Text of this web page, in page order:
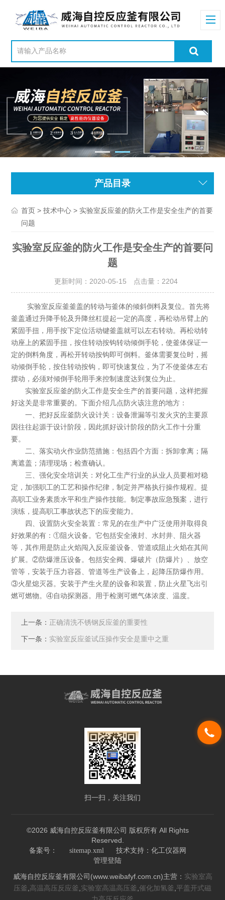
产品目录
首页 >技术中心 > 实验室反应釜的防火工作是安全生产的首要
问题
实验室反应釜的防火工作是安全生产的首要问
题
更新时间：2020-05-15 点击量： 2204
实验室反应釜釜盖的转动与釜体的倾斜倒料及复位。首先将
釜盖通过升降手轮及升降丝杠提起一定的高度，再松动吊臂上的
紧固手扭，用手按下定位活动键釜盖就可以左右转动。再松动转
动座上的紧固手扭，按住转动按钩转动倾倒手轮，使釜体保证一
定的倒料角度，再松开转动按钩即可倒料。釜体需要复位时，摇
动倾倒手轮，按住转动按钩，即可快速复位，为了不使釜体左右
摆动，必须对倾倒手轮用手来控制速度达到复位为止。
实验室反应釜的防火工作是安全生产的首要问题，这样把握
好这关是非常重要的。下面介绍几点防火该注意的地方：
一、把好反应釜防火设计关：设备泄漏等引发火灾的主要原
因往往起源于设计阶段，因此抓好设计阶段的防火工作十分重
要。
二、落实动火作业防范措施：包括四个方面：拆卸拿离；隔
离遮盖；清理现场；检查确认。
三、强化安全培训关：对化工生产行业的从业人员要相对稳
定，加强职工的工艺和操作纪律，制定并严格执行操作规程。提
高职工业务素质水平和生产操作技能。制定事故应急预案，进行
演练，提高职工事故状态下的应变能力。
四、设置防火安全装置：常见的在生产中广泛使用并取得良
好效果的有：①阻火设备。它包括安全液封、水封井、阻火器
等，其作用是防止火焰闯入反应釜设备、管道或阻止火焰在其间
扩展。②防爆泄压设备。包括安全阀、爆破片（防爆片）、放空
管等，安装于压力容器、管道等生产设备上，起降压防爆作用。
③火星熄灭器。安装于产生火星的设备和装置，防止火星飞出引
燃可燃物。④自动探测器。用于检测可燃气体浓度、温度。
上一条： 正确清洗不锈钢反应釜的重要性
下一条： 实验室反应釜试压操作安全是重中之重
扫一扫，关注我们
©2026 威海自控反应釜有限公司 版权所有 All Rights
Reserved.
备案号： sitemap.xml 技术支持： 化工仪器网
管理登陆
威海自控反应釜有限公司(www.weibafyf.com.cn)主营： 实验室高
压釜 高温高压反应釜 实验室高温高压釜 催化加氢釜 平盖开式磁